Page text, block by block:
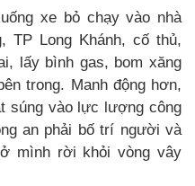
xe bỏ chạy vào nhà
TP Long Khánh, cố thủ,
lấy bình gas, bom xăng
trong. Manh động hơn,
súng vào lực lượng công
an phải bố trí người và
mình rời khỏi vòng vây